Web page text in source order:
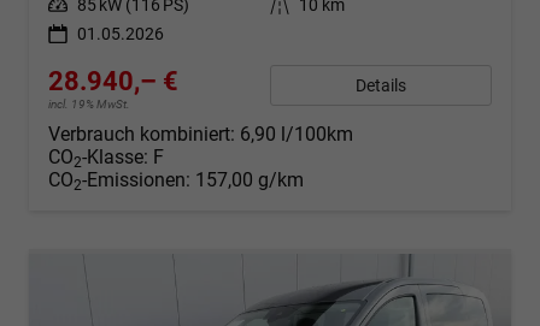
Leistung 85 kW (116 PS) Kilometerstand
10 km
01.05.2026
28.940,– €
incl. 19% MwSt.
Details
Verbrauch kombiniert: 6,90 l/100km
CO2-Klasse: F
CO2-Emissionen: 157,00 g/km